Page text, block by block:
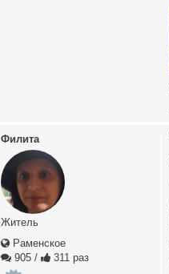
Филита
Житель
Раменское
905 / 311 раз